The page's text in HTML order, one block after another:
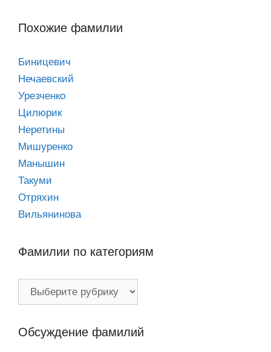
Похожие фамилии
Биницевич
Нечаевский
Урезченко
Цилюрик
Неретины
Мишуренко
Манышин
Такуми
Отряхин
Вильянинова
Фамилии по категориям
Фамилии
Обсуждение фамилий